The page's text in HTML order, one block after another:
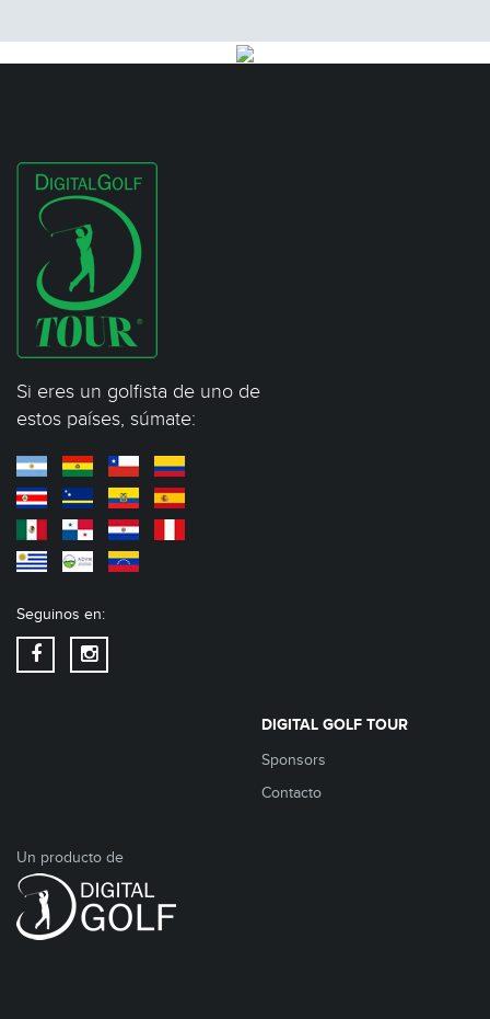
Si eres un golfista de uno de
estos países, súmate:
Seguinos en:
DIGITAL GOLF TOUR
Sponsors
Contacto
Un producto de